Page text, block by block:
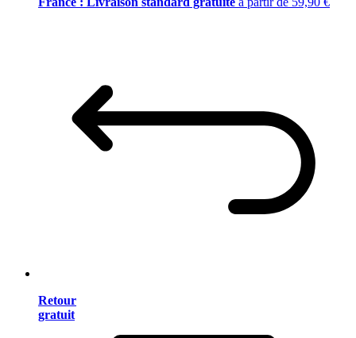
Retour
gratuit